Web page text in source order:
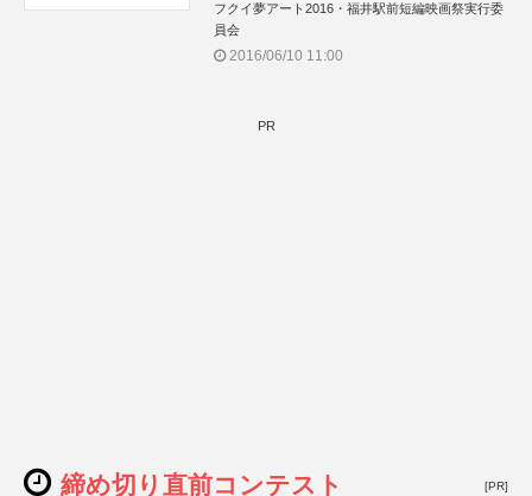
フクイ夢アート2016・福井駅前短編映画祭実行委
員会
2016/06/10 11:00
PR
締め切り直前コンテスト [PR]